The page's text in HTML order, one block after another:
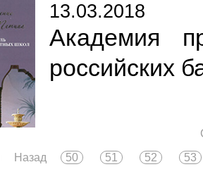
13.03.2018
Академия
российских
Назад 50 51 52 53